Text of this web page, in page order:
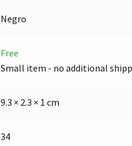
Negro
Free
Small item - no additional
9.3 × 2.3 × 1 cm
34